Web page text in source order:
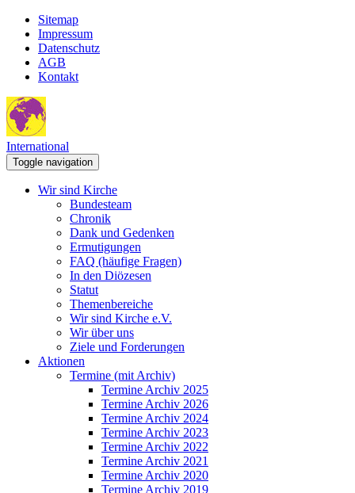
Sitemap
Impressum
Datenschutz
AGB
Kontakt
International
Toggle navigation
Wir sind Kirche
Bundesteam
Chronik
Dank und Gedenken
Ermutigungen
FAQ (häufige Fragen)
In den Diözesen
Statut
Themenbereiche
Wir sind Kirche e.V.
Wir über uns
Ziele und Forderungen
Aktionen
Termine (mit Archiv)
Termine Archiv 2025
Termine Archiv 2026
Termine Archiv 2024
Termine Archiv 2023
Termine Archiv 2022
Termine Archiv 2021
Termine Archiv 2020
Termine Archiv 2019